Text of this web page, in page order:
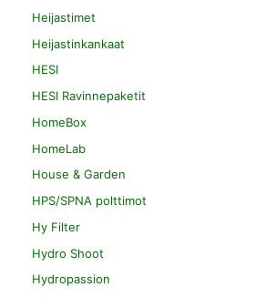
Heijastimet
Heijastinkankaat
HESI
HESI Ravinnepaketit
HomeBox
HomeLab
House & Garden
HPS/SPNA polttimot
Hy Filter
Hydro Shoot
Hydropassion